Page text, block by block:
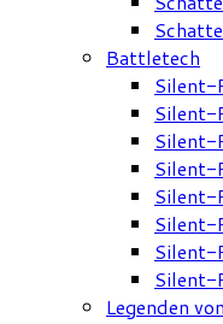
Battletech
Silent-
Silent-
Silent-
Silent-
Silent-
Silent-
Silent-
Silent-
Legenden